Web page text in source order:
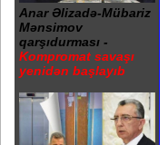
Anar Əlizadə-Mübariz
Mənsimov
qarşıdurması -
Kompromat savaşı
yenidən başlayıb